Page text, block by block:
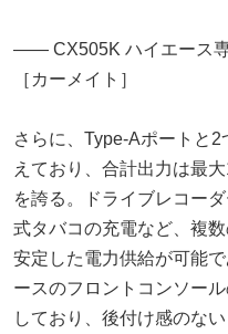
―― CX505K ハイエース
［カーメイト］
さらに、Type-Aポートと
えており、合計出力は最
を誇る。ドライブレコー
式タバコの充電など、複
安定した電力供給が可能
ースのフロントコンソー
しており、後付け感のな